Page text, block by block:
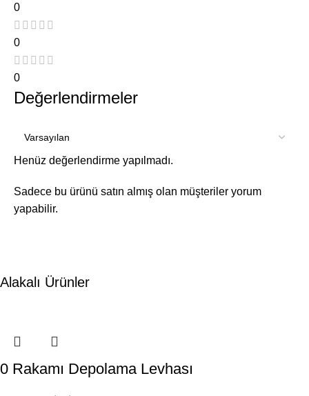
0
0
0
Değerlendirmeler
Henüz değerlendirme yapılmadı.
Sadece bu ürünü satın almış olan müşteriler yorum
yapabilir.
Alakalı Ürünler
0 Rakamı Depolama Levhası